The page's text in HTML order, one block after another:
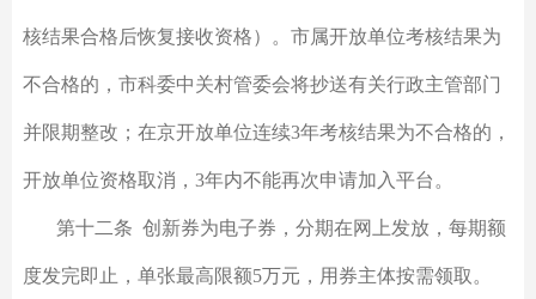
核结果合格后恢复接收资格）。市属开放单位考核结果为
不合格的，市科委中关村管委会将抄送有关行政主管部门
并限期整改；在京开放单位连续3年考核结果为不合格的，
开放单位资格取消，3年内不能再次申请加入平台。
第十二条 创新券为电子券，分期在网上发放，每期额
度发完即止，单张最高限额5万元，用券主体按需领取。